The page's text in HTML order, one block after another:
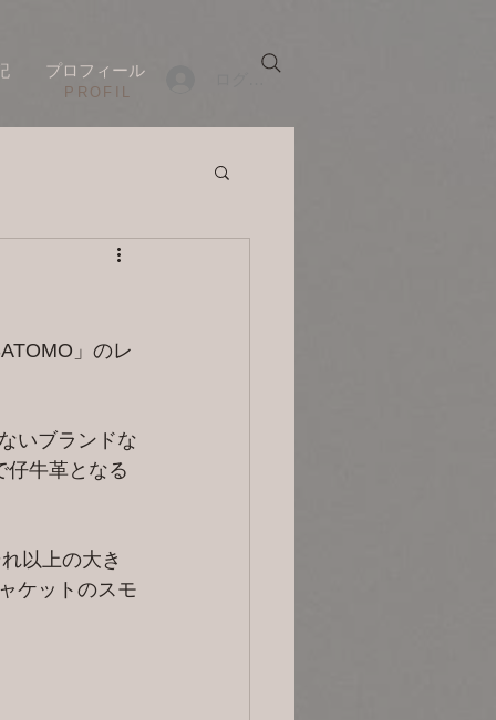
ログイン
プロフィール
​PROFIL
」のレ
いブランドな
仔牛革となる
以上の大き
ケットのスモ